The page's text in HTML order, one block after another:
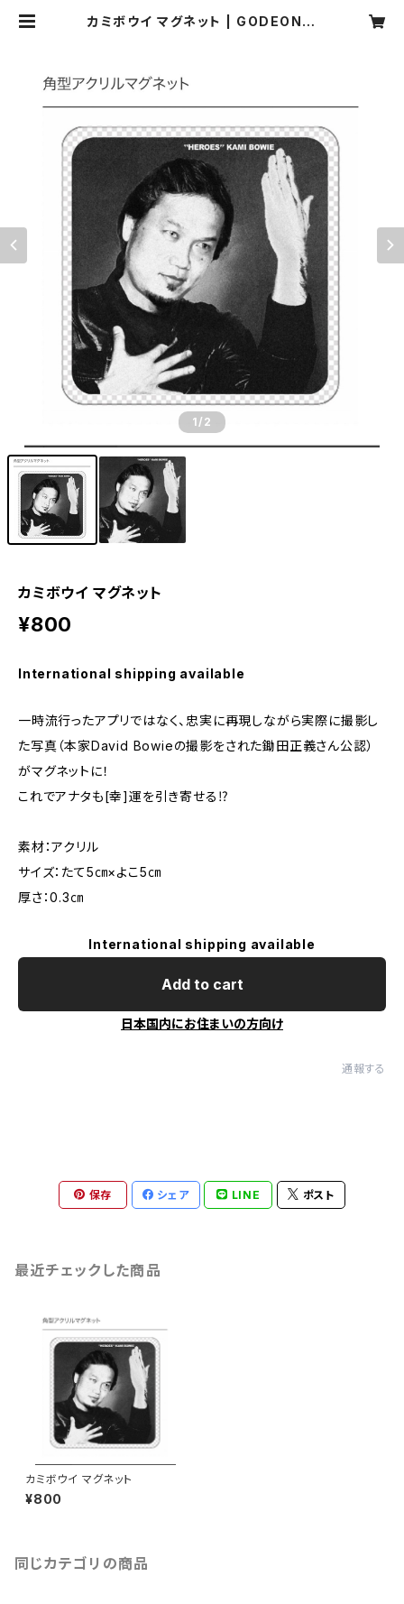
カミボウイ マグネット | GODEON S
1/2
カミボウイ マグネット
¥800
International shipping available
一時流行ったアプリではなく、忠実に再現しながら実際に撮影し
た写真（本家David Bowieの撮影をされた鋤田正義さん公認）
がマグネットに！
これでアナタも[幸]運を引き寄せる⁉︎
素材：アクリル
サイズ：たて5㎝×よこ5㎝
厚さ：0.3㎝
International shipping available
Add to cart
日本国内にお住まいの方向け
通報する
保存 シェア LINE ポスト
最近チェックした商品
カミボウイ マグネット
¥800
同じカテゴリの商品